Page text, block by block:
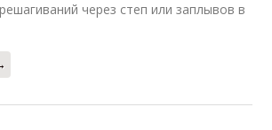
через степ или заплывов в